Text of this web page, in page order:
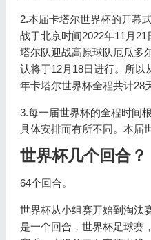
2.本届卡塔尔世界杯的开幕
战于北京时间2022年11月
塔尔队迎战高原球队厄瓜多
认将于12月18日进行。所以
年卡塔尔世界杯全程共计28
3.每一届世界杯的全程时间
具体安排而有所不同。本届
世界杯几个回合？
64个回合。
世界杯从小组赛开始到淘汰
是一个回合，世界杯足球赛